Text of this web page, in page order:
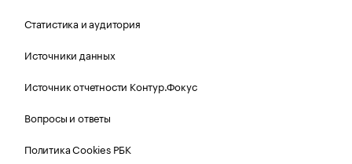
Статистика и аудитория
Источники данных
Источник отчетности Контур.Фокус
Вопросы и ответы
Политика Cookies РБК